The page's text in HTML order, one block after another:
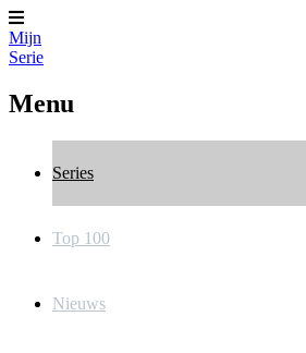
Mijn
Serie
Menu
Series
Top 100
Nieuws